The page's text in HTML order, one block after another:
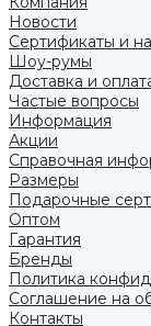
Новости
Сертификаты и
Шоу-румы
Доставка и
Частые вопросы
Информация
Акции
Справочная
Размеры
Подарочные
Оптом
Гарантия
Бренды
Политика
Соглашение на
Контакты